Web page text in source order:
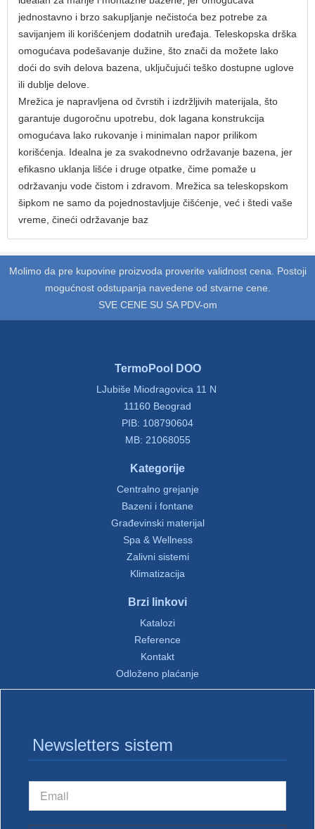
jednostavno i brzo sakupljanje nečistoća bez potrebe za
savijanjem ili korišćenjem dodatnih uređaja. Teleskopska drška
omogućava podešavanje dužine, što znači da možete lako
doći do svih delova bazena, uključujući teško dostupne uglove
ili dublje delove.
Mrežica je napravljena od čvrstih i izdržljivih materijala, što
garantuje dugoročnu upotrebu, dok lagana konstrukcija
omogućava lako rukovanje i minimalan napor prilikom
korišćenja. Idealna je za svakodnevno održavanje bazena, jer
efikasno uklanja lišće i druge otpatke, čime pomaže u
održavanju vode čistom i zdravom. Mrežica sa teleskopskom
šipkom ne samo da pojednostavljuje čišćenje, već i štedi vaše
vreme, čineći održavanje baz
Molimo da pre kupovine proizvoda proverite validnost cena. Postoji
mogućnost odstupanja navedene od stvarne cene.
SVE CENE SU SA PDV-om
TermoPool DOO
LJubiše Miodragovica 11 N
11160 Beograd
PIB: 108790604
MB: 21068055
Kategorije
Centralno grejanje
Bazeni i fontane
Građevinski materijal
Spa & Wellness
Zalivni sistemi
Klimatizacija
Brzi linkovi
Katalozi
Reference
Kontakt
Odloženo plaćanje
Newsletters sistem